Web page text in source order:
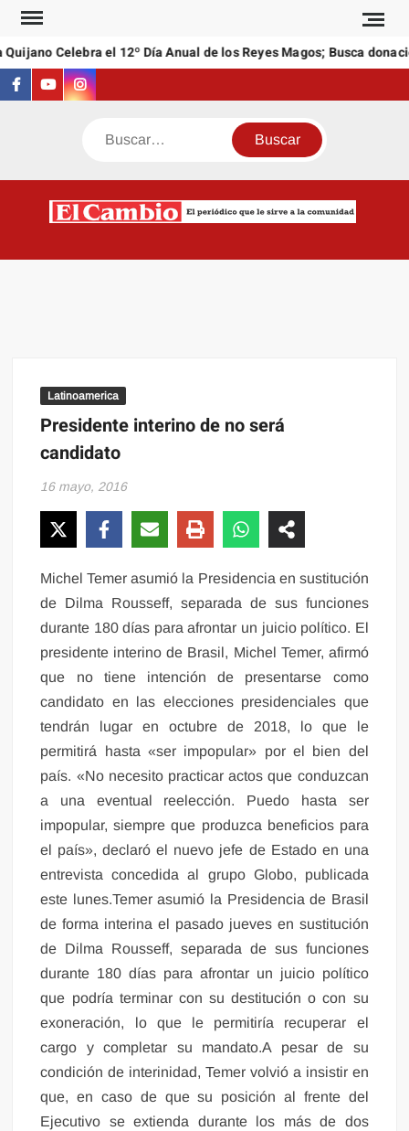
Saltar
contenidoCelebra el 12º Día Anual de los Reyes Magos; Busca
Facebook
YoutubeInstagram
Buscar
Latinoamerica
Presidente interino de no será
candidato
16 mayo, 2016
Michel Temer asumió la Presidencia en sustitución
de Dilma Rousseff, separada de sus funciones
durante 180 días para afrontar un juicio político. El
presidente interino de Brasil, Michel Temer, afirmó
que no tiene intención de presentarse como
candidato en las elecciones presidenciales que
tendrán lugar en octubre de 2018, lo que le
permitirá hasta «ser impopular» por el bien del
país. «No necesito practicar actos que conduzcan
a una eventual reelección. Puedo hasta ser
impopular, siempre que produzca beneficios para
el país», declaró el nuevo jefe de Estado en una
entrevista concedida al grupo Globo, publicada
este lunes.Temer asumió la Presidencia de Brasil
de forma interina el pasado jueves en sustitución
de Dilma Rousseff, separada de sus funciones
durante 180 días para afrontar un juicio político
que podría terminar con su destitución o con su
exoneración, lo que le permitiría recuperar el
cargo y completar su mandato.A pesar de su
condición de interinidad, Temer volvió a insistir en
que, en caso de que su posición al frente del
Ejecutivo se extienda durante los más de dos